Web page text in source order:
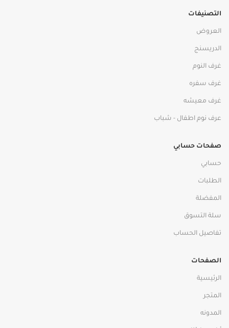
التصنيفات
العروض
الدريسنج
غرف النوم
غرف سفره
غرف معيشه
عرف نوم اطفال - شباب
صفحات حسابي
حسابي
الطلبات
المفضلة
سلة التسوق
تفاصيل الحساب
الصفحات
الرئيسية
المتجر
المدونه